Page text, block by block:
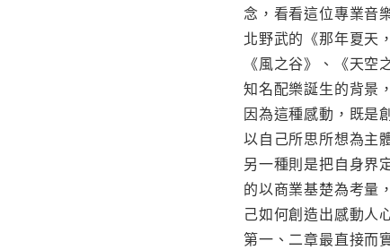
念，看看這位專業音
北野武的《那年夏天
《風之谷》、《天
知名配樂誕生的背景
因為這種感動，既是
以自己所思所想為主
另一種則是把自身界
的以商業基楚為考量
己如何創造出感動人
第一、二章最直接而